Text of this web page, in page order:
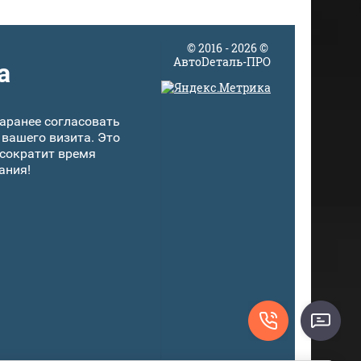
согласовать
визита. Это
время
© 2016 - 2026 ©
АвтоDеталь-ПРО